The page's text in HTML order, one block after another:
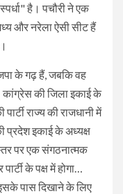
है। पचौरी ने एक
और नरेला ऐसी सीट हैं
के गढ़ हैं, जबकि वह
कांग्रेस की जिला इकाई के
राज्य की राजधानी में
प्रदेश इकाई के अध्यक्ष
पर एक संगठनात्मक
के पक्ष में होगा…
पास दिखाने के लिए